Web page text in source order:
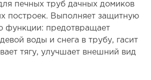
печных труб дачных домиков
построек. Выполняет защитную
функции: предотвращает
воды и снега в трубу, гасит
тягу, улучшает внешний вид